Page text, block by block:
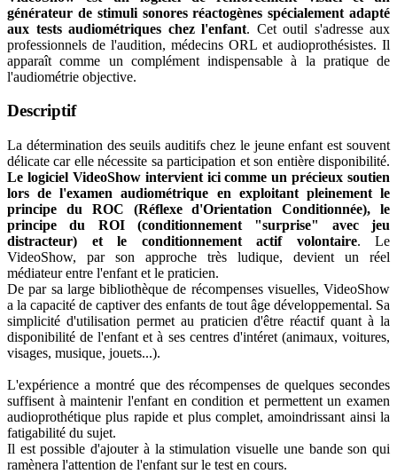
générateur de stimuli sonores réactogènes spécialement adapté
aux tests audiométriques chez l'enfant. Cet outil s'adresse aux
professionnels de l'audition, médecins ORL et audioprothésistes. Il
apparaît comme un complément indispensable à la pratique de
l'audiométrie objective.
Descriptif
La détermination des seuils auditifs chez le jeune enfant est souvent
délicate car elle nécessite sa participation et son entière disponibilité.
Le logiciel VideoShow intervient ici comme un précieux soutien
lors de l'examen audiométrique en exploitant pleinement le
principe du ROC (Réflexe d'Orientation Conditionnée), le
principe du ROI (conditionnement "surprise" avec jeu
distracteur) et le conditionnement actif volontaire. Le
VideoShow, par son approche très ludique, devient un réel
médiateur entre l'enfant et le praticien.
De par sa large bibliothèque de récompenses visuelles, VideoShow
a la capacité de captiver des enfants de tout âge développemental. Sa
simplicité d'utilisation permet au praticien d'être réactif quant à la
disponibilité de l'enfant et à ses centres d'intéret (animaux, voitures,
visages, musique, jouets...).
L'expérience a montré que des récompenses de quelques secondes
suffisent à maintenir l'enfant en condition et permettent un examen
audioprothétique plus rapide et plus complet, amoindrissant ainsi la
fatigabilité du sujet.
Il est possible d'ajouter à la stimulation visuelle une bande son qui
ramènera l'attention de l'enfant sur le test en cours.